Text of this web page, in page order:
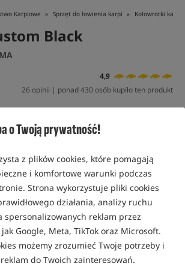
o Twoją prywatność!
z plików cookies, które pomagają
i komfortowe warunki podczas
Strona wykorzystuje pliki cookies
działania, analizy ruchu
spersonalizowanych reklam przez
Google, Meta, TikTok oraz Microsoft.
możemy zrozumieć Twoje potrzeby i
do Twoich zainteresowań.
Karpiowe Sprzęt do łowienia karpi Kołowrotki
Black
4,9
26 opinii | ponad 430 osób kupiło ten produkt